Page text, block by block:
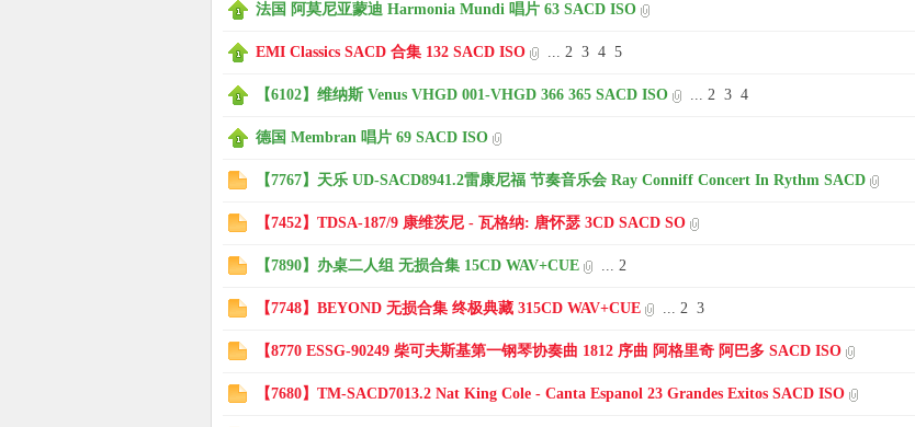
法国 阿莫尼亚蒙迪 Harmonia Mundi 唱片 63 SACD ISO
EMI Classics SACD 合集 132 SACD ISO ... 2 3 4 5
【6102】维纳斯 Venus VHGD 001-VHGD 366 365 SACD ISO ... 2 3 4
德国 Membran 唱片 69 SACD ISO
【7767】天乐 UD-SACD8941.2雷康尼福 节奏音乐会 Ray Conniff Concert In Rythm SACD
【7452】TDSA-187/9 康维茨尼 - 瓦格纳: 唐怀瑟 3CD SACD SO
【7890】办桌二人组 无损合集 15CD WAV+CUE ... 2
【7748】BEYOND 无损合集 终极典藏 315CD WAV+CUE ... 2 3
【8770 ESSG-90249 柴可夫斯基第一钢琴协奏曲 1812 序曲 阿格里奇 阿巴多 SACD ISO
【7680】TM-SACD7013.2 Nat King Cole - Canta Espanol 23 Grandes Exitos SACD ISO